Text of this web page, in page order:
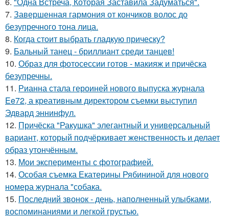
7. Завершенная гармония от кончиков волос до
безупречного тона лица.
8. Когда стоит выбрать гладкую прическу?
9. Бальный танец - бриллиант среди танцев!
10. Образ для фотосессии готов - макияж и причёска
безупречны.
11. Рианна стала героиней нового выпуска журнала
Ee72, а креативным директором съемки выступил
Эдвард эннинфул.
12. Причёска "Ракушка" элегантный и универсальный
вариант, который подчёркивает женственность и делает
образ утончённым.
13. Мои эксперименты с фотографией.
14. Особая съемка Екатерины Рябининой для нового
номера журнала "собака.
15. Последний звонок - день, наполненный улыбками,
воспоминаниями и легкой грустью.